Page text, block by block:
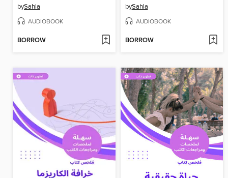
bySahla
AUDIOBOOK
BORROW
bySahla
AUDIOBOOK
BORROW